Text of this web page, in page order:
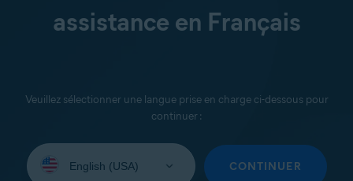
assistance en Français
Veuillez sélectionner une langue prise en charge ci-dessous pour
continuer :
une
CONTINUER